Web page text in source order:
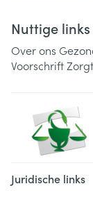
Nuttige links
Over ons
Voorschrift
Juridische links